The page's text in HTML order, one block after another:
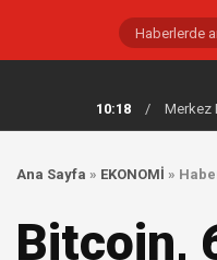
10:18
/ Merkez
Ana Sayfa » EKONOMİ »
Bitcoin,